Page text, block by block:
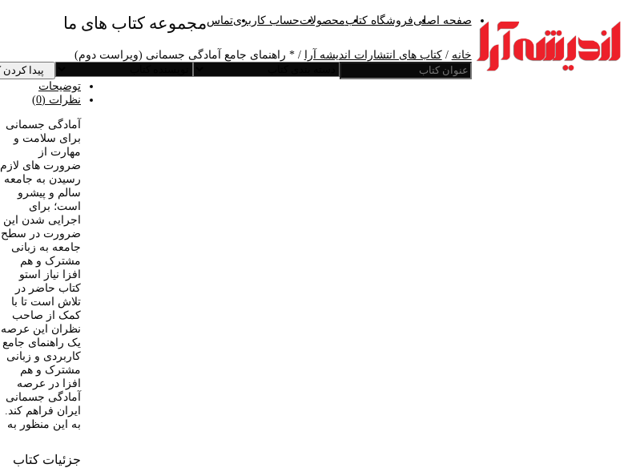
صفحه اصلیفروشگاه کتابمحصولاتحساب کاربریتماسمجموعه کتاب های ما
خانه /کتاب های انتشارات اندیشه آرا
/ * راهنمای جامع آمادگی جسمانی (ویراست دوم)
جزئیات کتاب
توضیحات
نظرات (0)
آمادگی جسمانی
برای سلامت و
مهارت از
ضرورت های لازم
رسیدن به جامعه
سالم و پیشرو
است؛ برای
اجرایی شدن این
ضرورت در سطح
جامعه به زبانی
مشترک و هم
افزا نیاز استو
کتاب حاضر در
تلاش است تا با
کمک از صاحب
نظران این عرصه
یک راهنمای جامع
کاربردی و زبانی
مشترک و هم
افزا در عرصه
آمادگی جسمانی
ایران فراهم کند.
به این منظور به